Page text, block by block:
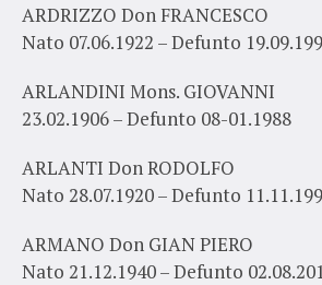
ARDRIZZO Don FRANCESCO
Nato 07.06.1922 – Defunto
ARLANDINI Mons. GIOVANNI
23.02.1906 – Defunto 08-01.1988
ARLANTI Don RODOLFO
Nato 28.07.1920 – Defunto
ARMANO Don GIAN PIERO
Nato 21.12.1940 – Defunto